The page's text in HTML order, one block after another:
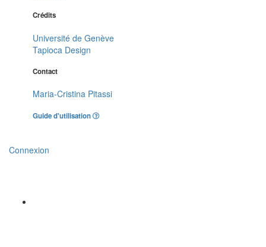
Crédits
Université de Genève
Tapioca Design
Contact
Maria-Cristina Pitassi
Guide d'utilisation
Connexion